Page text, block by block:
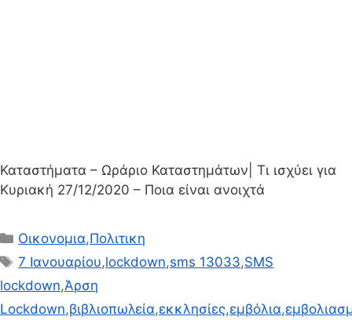
Καταστήματα – Ωράριο Καταστημάτων| Τι ισχύει για
Κυριακή 27/12/2020 – Ποια είναι ανοιχτά
Κατηγορίες
Οικονομια,Πολιτικη
Ετικέτες
7 Ιανουαρίου,lockdown,sms 13033,SMS
lockdown,Άρση
Lockdown,βιβλιοπωλεία,εκκλησίες,εμβόλια,